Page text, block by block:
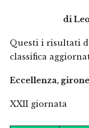
di
Questi i risultati
classifica
Eccellenza,
XXII giornata